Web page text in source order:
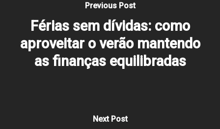
Previous Post
Férias sem dívidas: como
aproveitar o verão mantendo
as finanças equilibradas
Next Post